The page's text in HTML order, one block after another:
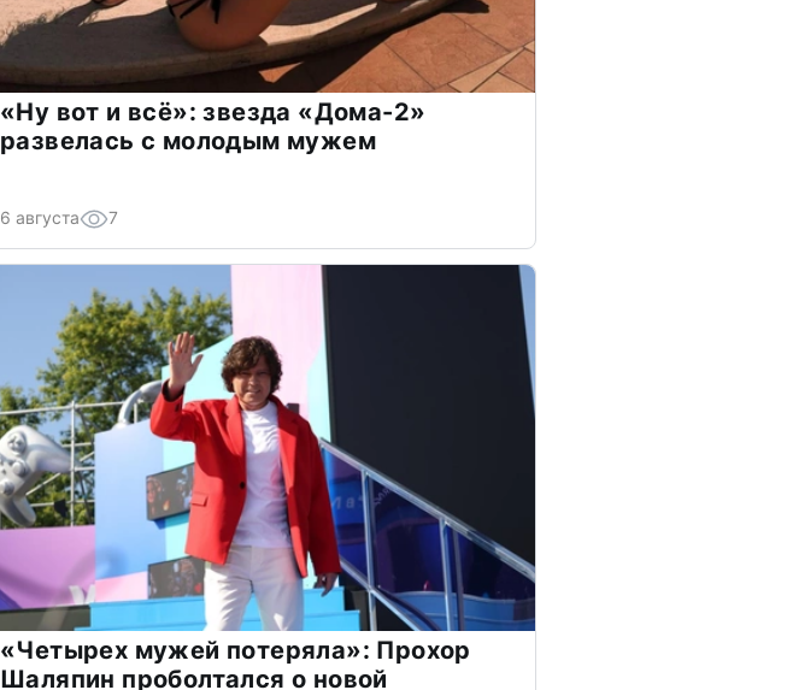
«Ну вот и всё»: звезда «Дома-2»
развелась с молодым мужем
6 августа 7
«Четырех мужей потеряла»: Прохор
Шаляпин проболтался о новой